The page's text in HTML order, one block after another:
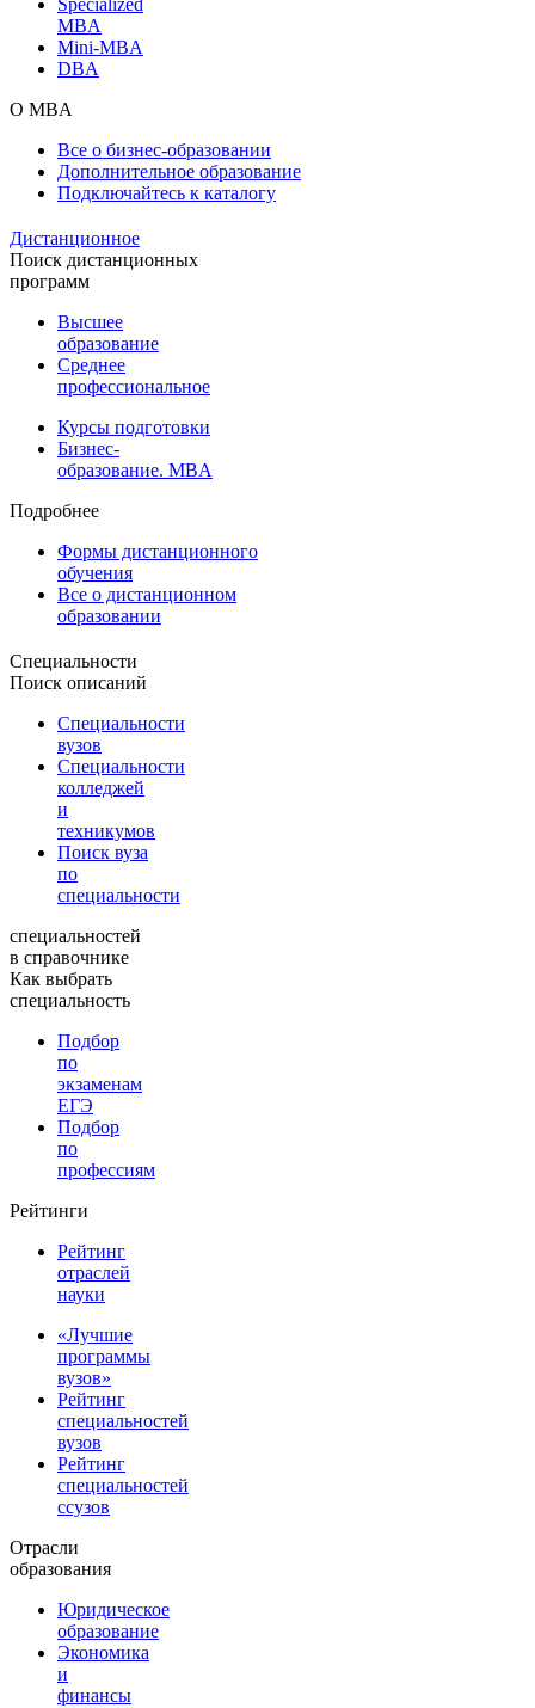
MBA
Mini-MBA
DBA
О MBA
Все о бизнес-образовании
Дополнительное образование
Подключайтесь к каталогу
Дистанционное
Поиск дистанционных
программ
Высшее
образование
Среднее
профессиональное
Курсы подготовки
Бизнес-
образование. MBA
Подробнее
Формы дистанционного
обучения
Все о дистанционном
образовании
Специальности
Поиск описаний
Специальности
вузов
Специальности
колледжей
и
техникумов
Поиск вуза
по
специальности
специальностей
в справочнике
Как выбрать
специальность
Подбор
по
экзаменам
ЕГЭ
Подбор
по
профессиям
Рейтинги
Рейтинг
отраслей
науки
«Лучшие
программы
вузов»
Рейтинг
специальностей
вузов
Рейтинг
специальностей
ссузов
Отрасли
образования
Юридическое
образование
Экономика
и
финансы